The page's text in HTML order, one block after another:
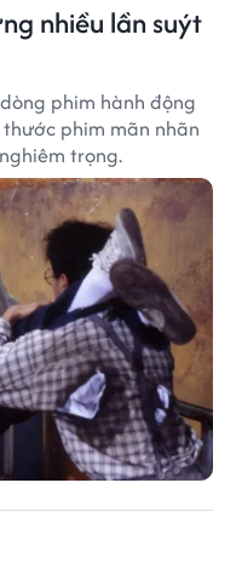
nhiều lần suýt
phim hành động
phim mãn nhãn
trọng.